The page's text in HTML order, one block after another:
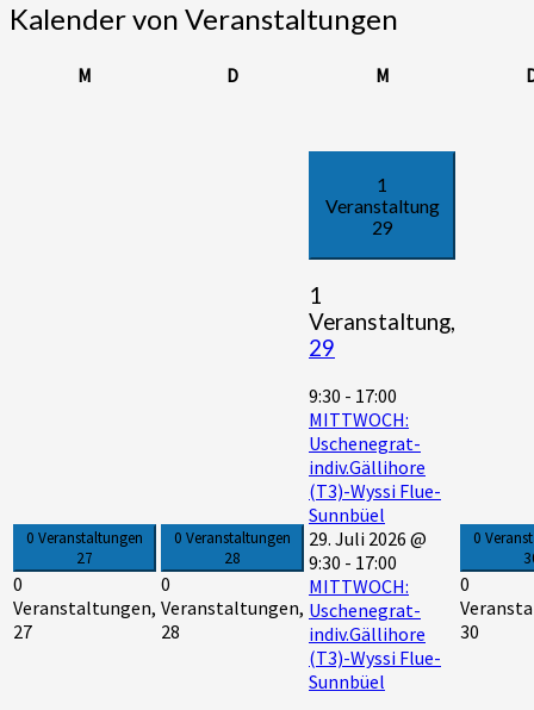
Kalender von Veranstaltungen
M DDienstag MMittwoch
0 Veranstaltungen
27
0
Veranstaltungen,
27
0 Veranstaltungen
28
0
Veranstaltungen,
28
1
Veranstaltung
29
1
Veranstaltung,
29
9:30 - 17:00
MITTWOCH:
Uschenegrat-
indiv.Gällihore
(T3)-Wyssi Flue-
Sunnbüel
29. Juli 2026 @
9:30 - 17:00
MITTWOCH:
Uschenegrat-
indiv.Gällihore
(T3)-Wyssi Flue-
Sunnbüel
0
0
30